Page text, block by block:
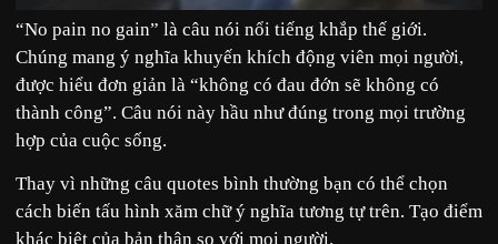
“No pain no gain” là câu nói nổi tiếng khắp thế giới.
Chúng mang ý nghĩa khuyến khích động viên mọi người,
được hiểu đơn giản là “không có đau đớn sẽ không có
thành công”. Câu nói này hầu như đúng trong mọi trường
hợp của cuộc sống.
Thay vì những câu quotes bình thường bạn có thể chọn
cách biến tấu hình xăm chữ ý nghĩa tương tự trên. Tạo điểm
khác biệt của bản thân so với mọi người.